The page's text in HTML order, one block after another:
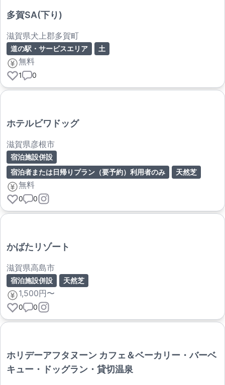
多賀SA(下り)
滋賀県犬上郡多賀町
道の駅・サービスエリア 土
無料
1 0
ホテルビワドッグ
滋賀県彦根市
宿泊施設併設
宿泊者または日帰りプラン（要予約）利用者のみ
天然芝
無料
0 0
かばたリゾート
滋賀県高島市
宿泊施設併設 天然芝
1,500円〜
0 0
ホリデーアフタヌーン カフェ＆ベーカリー・バーベ
キュー・ドッグラン・貸切温泉